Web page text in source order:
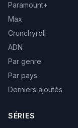
Paramount+
Max
Crunchyroll
ADN
Par genre
Par pays
Derniers ajoutés
SÉRIES